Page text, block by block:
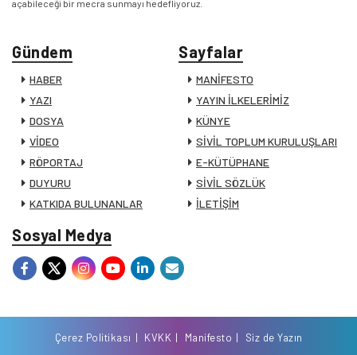
açabileceği bir mecra sunmayı hedefliyoruz.
Gündem
HABER
YAZI
DOSYA
VİDEO
RÖPORTAJ
DUYURU
KATKIDA BULUNANLAR
Sayfalar
MANİFESTO
YAYIN İLKELERİMİZ
KÜNYE
SİVİL TOPLUM KURULUŞLARI
E-KÜTÜPHANE
SİVİL SÖZLÜK
İLETİŞİM
Sosyal Medya
Çerez Politikası KVKK Manifesto Siz de Yazın